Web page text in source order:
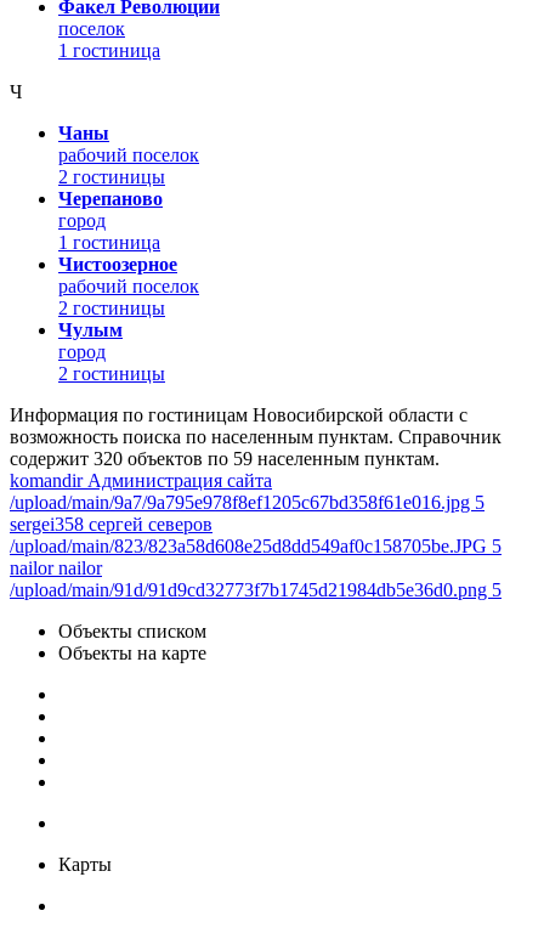
Факел Революции
поселок
1 гостиница
Ч
Чаны
рабочий поселок
2 гостиницы
Черепаново
город
1 гостиница
Чистоозерное
рабочий поселок
2 гостиницы
Чулым
город
2 гостиницы
Информация по гостиницам Новосибирской области с
возможность поиска по населенным пунктам. Справочник
содержит 320 объектов по 59 населенным пунктам.
komandir Администрация сайта
/upload/main/9a7/9a795e978f8ef1205c67bd358f61e016.jpg 5
sergei358 сергей северов
/upload/main/823/823a58d608e25d8dd549af0c158705be.JPG 5
nailor nailor
/upload/main/91d/91d9cd32773f7b1745d21984db5e36d0.png 5
Объекты списком
Объекты на карте
Карты